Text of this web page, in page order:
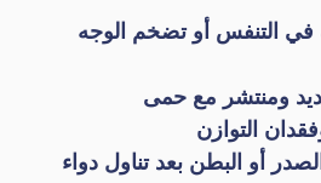
في التنفس أو تضخم الوجه
ومنتشر مع حمى
التوازن
أو البطن بعد تناول دواء